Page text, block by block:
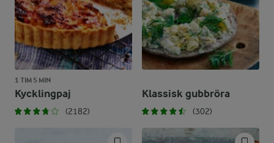
1 TIM 5 MIN
Kycklingpaj
(2182)
Klassisk gubbröra
(302)